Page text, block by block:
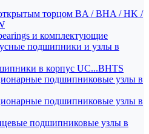
торцом BA / BHA / HK /
и комплектующие
подшипники и узлы в
в корпус UC...BHTS
подшипниковые узлы в
подшипниковые узлы в
подшипниковые узлы в